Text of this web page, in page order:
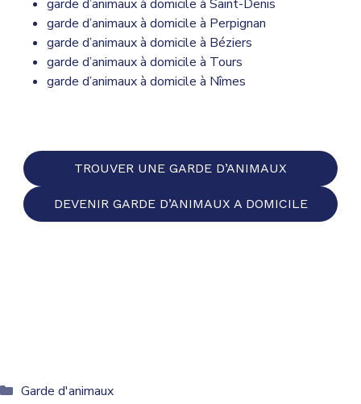
garde d’animaux à domicile à Saint-Denis
garde d’animaux à domicile à Perpignan
garde d’animaux à domicile à Béziers
garde d’animaux à domicile à Tours
garde d’animaux à domicile à Nîmes
TROUVER UNE GARDE D’ANIMAUX
DEVENIR GARDE D’ANIMAUX A DOMICILE
Catégories
Garde d'animaux